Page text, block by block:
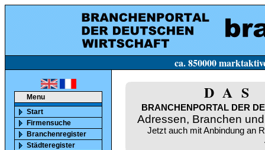
ca. 850000 marktaktive Firmen in
Menu
Start
Firmensuche
Branchenregister
Städteregister
BRANCHENPORTAL DER
Adressen, Branchen
Jetzt auch mit Anbindung an